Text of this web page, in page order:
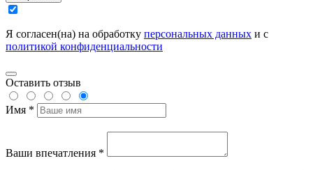
Я согласен(на) на обработку персональных данных и с
политикой конфиденциальности
Оставить отзыв
Имя *
Ваши впечатления *